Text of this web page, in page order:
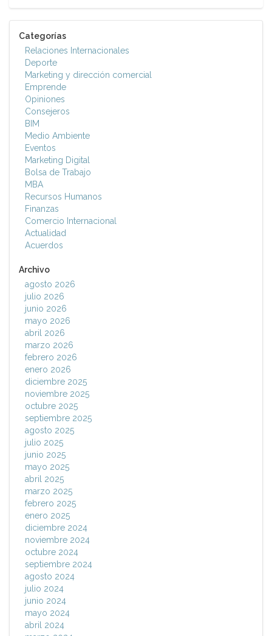
Categorías
Relaciones Internacionales
Deporte
Marketing y dirección comercial
Emprende
Opiniones
Consejeros
BIM
Medio Ambiente
Eventos
Marketing Digital
Bolsa de Trabajo
MBA
Recursos Humanos
Finanzas
Comercio Internacional
Actualidad
Acuerdos
Archivo
agosto 2026
julio 2026
junio 2026
mayo 2026
abril 2026
marzo 2026
febrero 2026
enero 2026
diciembre 2025
noviembre 2025
octubre 2025
septiembre 2025
agosto 2025
julio 2025
junio 2025
mayo 2025
abril 2025
marzo 2025
febrero 2025
enero 2025
diciembre 2024
noviembre 2024
octubre 2024
septiembre 2024
agosto 2024
julio 2024
junio 2024
mayo 2024
abril 2024